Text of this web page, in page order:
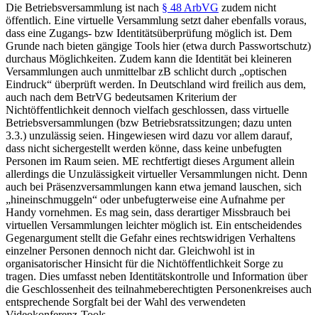
Die Betriebsversammlung ist nach § 48 ArbVG zudem nicht
öffentlich. Eine virtuelle Versammlung setzt daher ebenfalls voraus,
dass eine Zugangs- bzw Identitätsüberprüfung möglich ist. Dem
Grunde nach bieten gängige Tools hier (etwa durch Passwortschutz)
durchaus Möglichkeiten. Zudem kann die Identität bei kleineren
Versammlungen auch unmittelbar zB schlicht durch „optischen
Eindruck“ überprüft werden. In Deutschland wird freilich aus dem,
auch nach dem BetrVG bedeutsamen Kriterium der
Nichtöffentlichkeit dennoch vielfach geschlossen, dass virtuelle
Betriebsversammlungen (bzw Betriebsratssitzungen; dazu unten
3.3.) unzulässig seien. Hingewiesen wird dazu vor allem darauf,
dass nicht sichergestellt werden könne, dass keine unbefugten
Personen im Raum seien. ME rechtfertigt dieses Argument allein
allerdings die Unzulässigkeit virtueller Versammlungen nicht. Denn
auch bei Präsenzversammlungen kann etwa jemand lauschen, sich
„hineinschmuggeln“ oder unbefugterweise eine Aufnahme per
Handy vornehmen. Es mag sein, dass derartiger Missbrauch bei
virtuellen Versammlungen leichter möglich ist. Ein entscheidendes
Gegenargument stellt die Gefahr eines rechtswidrigen Verhaltens
einzelner Personen dennoch nicht dar. Gleichwohl ist in
organisatorischer Hinsicht für die Nichtöffentlichkeit Sorge zu
tragen. Dies umfasst neben Identitätskontrolle und Information über
die Geschlossenheit des teilnahmeberechtigten Personenkreises auch
entsprechende Sorgfalt bei der Wahl des verwendeten